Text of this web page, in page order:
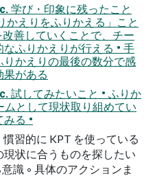
び・印象に残ったこと
かえりをふりかえる」こと
善していくことで、チー
ふりかえりが行える • 手
かえりの最後の数分で感
がある
してみたいこと • ふりか
ムとして現状取り組めてい
る •
習的に KPT を使っている
状に合うものを探したい
識 ◦ 具体のアクションま